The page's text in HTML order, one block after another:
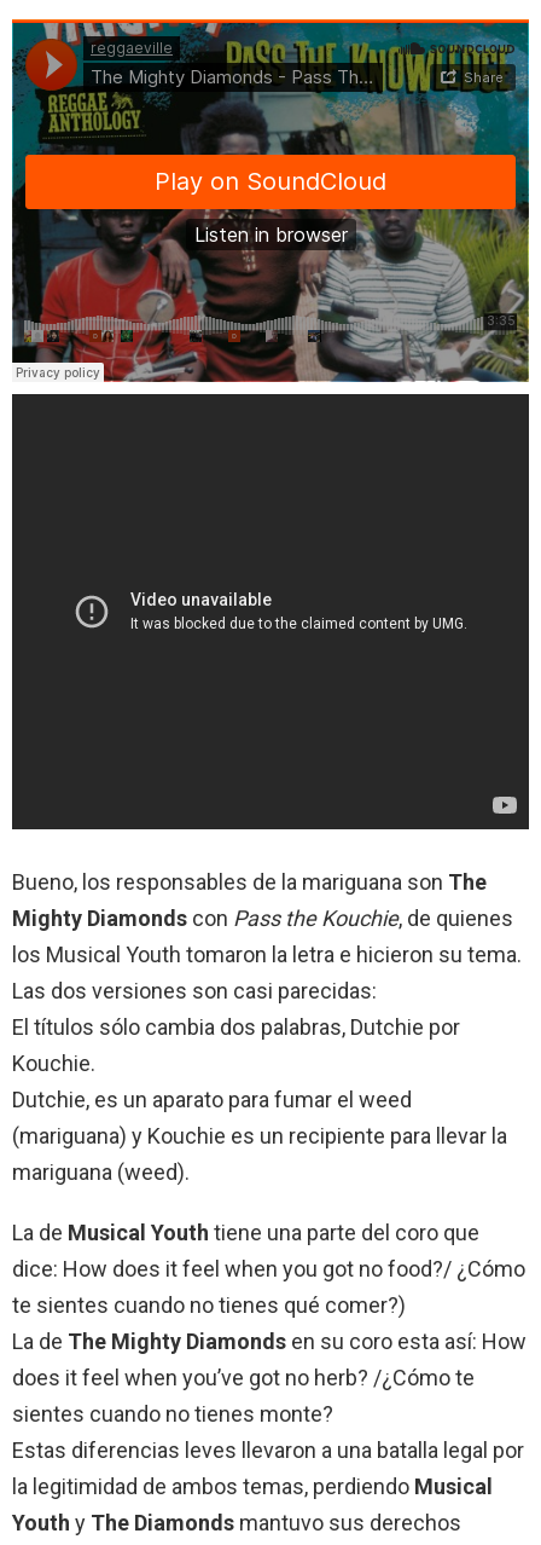
Bueno, los responsables de la mariguana son The
Mighty Diamonds con Pass the Kouchie, de quienes
los Musical Youth tomaron la letra e hicieron su tema.
Las dos versiones son casi parecidas:
El títulos sólo cambia dos palabras, Dutchie por
Kouchie.
Dutchie, es un aparato para fumar el weed
(mariguana) y Kouchie es un recipiente para llevar la
mariguana (weed).
La de Musical Youth tiene una parte del coro que
dice: How does it feel when you got no food?/ ¿Cómo
te sientes cuando no tienes qué comer?)
La de The Mighty Diamonds en su coro esta así: How
does it feel when you’ve got no herb? /¿Cómo te
sientes cuando no tienes monte?
Estas diferencias leves llevaron a una batalla legal por
la legitimidad de ambos temas, perdiendo Musical
Youth y The Diamonds mantuvo sus derechos